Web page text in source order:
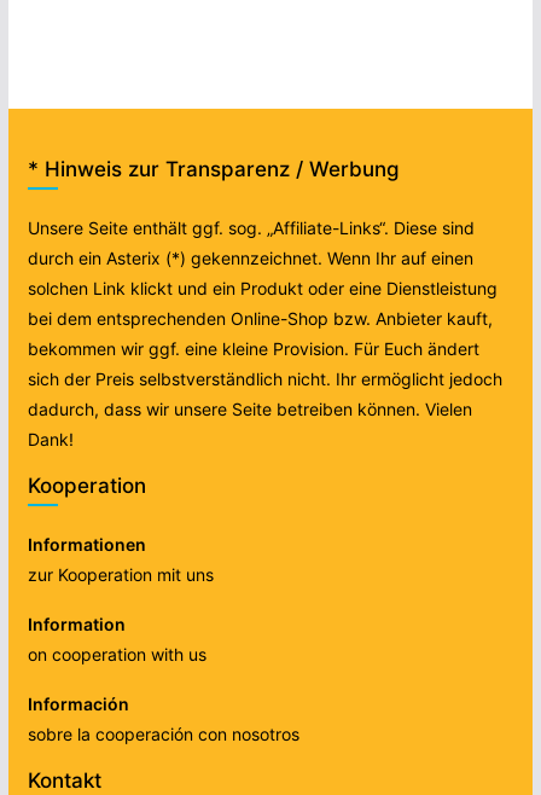
* Hinweis zur Transparenz / Werbung
Unsere Seite enthält ggf. sog. „Affiliate-Links“. Diese sind
durch ein Asterix (*) gekennzeichnet. Wenn Ihr auf einen
solchen Link klickt und ein Produkt oder eine Dienstleistung
bei dem entsprechenden Online-Shop bzw. Anbieter kauft,
bekommen wir ggf. eine kleine Provision. Für Euch ändert
sich der Preis selbstverständlich nicht. Ihr ermöglicht jedoch
dadurch, dass wir unsere Seite betreiben können. Vielen
Dank!
Kooperation
Informationen
zur Kooperation mit uns
Information
on cooperation with us
Información
sobre la cooperación con nosotros
Kontakt